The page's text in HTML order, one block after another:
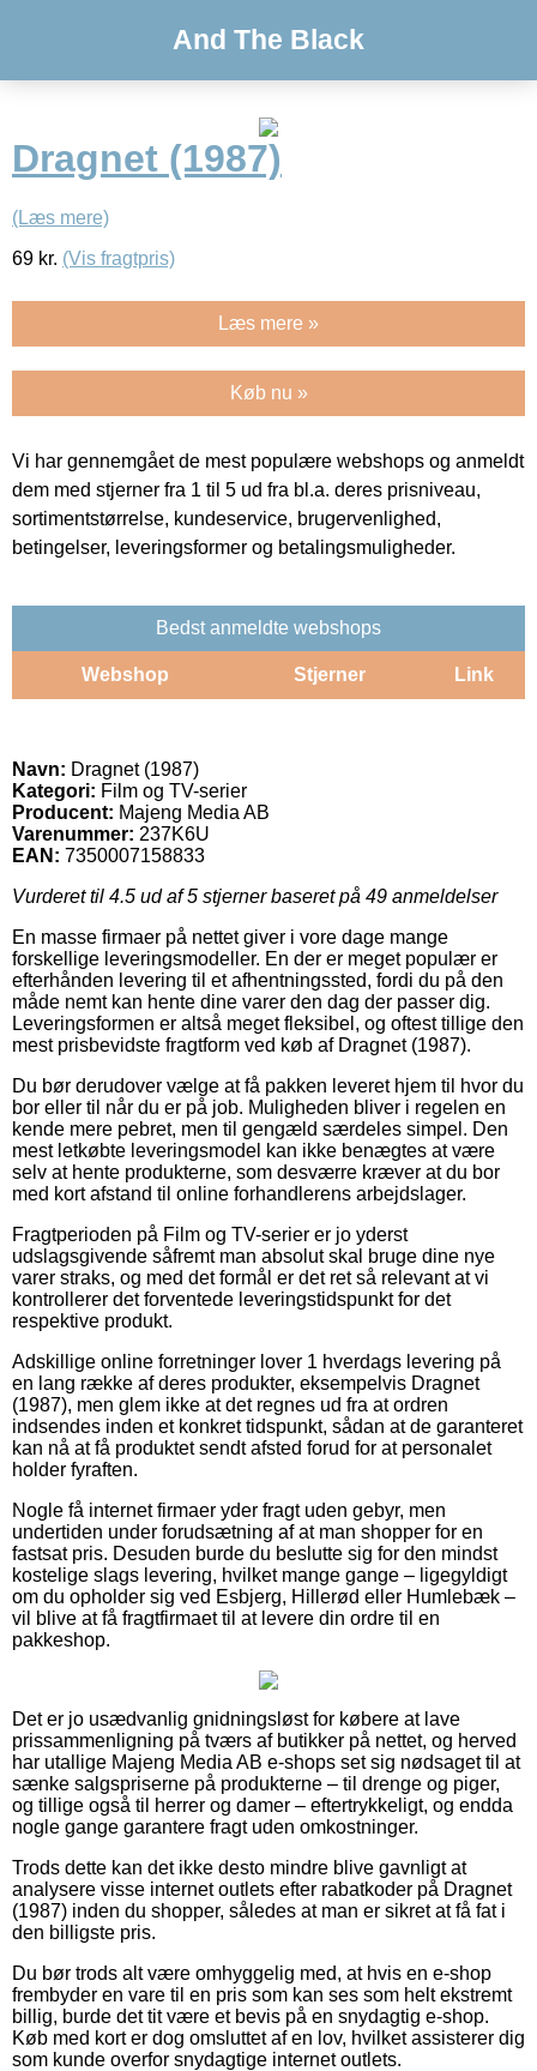
And The Black
Dragnet (1987)
(Læs mere)
69 kr. (Vis fragtpris)
Læs mere »
Køb nu »
Vi har gennemgået de mest populære webshops og anmeldt
dem med stjerner fra 1 til 5 ud fra bl.a. deres prisniveau,
sortimentstørrelse, kundeservice, brugervenlighed,
betingelser, leveringsformer og betalingsmuligheder.
Bedst anmeldte webshops
Webshop Stjerner Link
Navn: Dragnet (1987)
Kategori: Film og TV-serier
Producent: Majeng Media AB
Varenummer: 237K6U
EAN: 7350007158833
Vurderet til 4.5 ud af 5 stjerner baseret på 49 anmeldelser
En masse firmaer på nettet giver i vore dage mange
forskellige leveringsmodeller. En der er meget populær er
efterhånden levering til et afhentningssted, fordi du på den
måde nemt kan hente dine varer den dag der passer dig.
Leveringsformen er altså meget fleksibel, og oftest tillige den
mest prisbevidste fragtform ved køb af Dragnet (1987).
Du bør derudover vælge at få pakken leveret hjem til hvor du
bor eller til når du er på job. Muligheden bliver i regelen en
kende mere pebret, men til gengæld særdeles simpel. Den
mest letkøbte leveringsmodel kan ikke benægtes at være
selv at hente produkterne, som desværre kræver at du bor
med kort afstand til online forhandlerens arbejdslager.
Fragtperioden på Film og TV-serier er jo yderst
udslagsgivende såfremt man absolut skal bruge dine nye
varer straks, og med det formål er det ret så relevant at vi
kontrollerer det forventede leveringstidspunkt for det
respektive produkt.
Adskillige online forretninger lover 1 hverdags levering på
en lang række af deres produkter, eksempelvis Dragnet
(1987), men glem ikke at det regnes ud fra at ordren
indsendes inden et konkret tidspunkt, sådan at de garanteret
kan nå at få produktet sendt afsted forud for at personalet
holder fyraften.
Nogle få internet firmaer yder fragt uden gebyr, men
undertiden under forudsætning af at man shopper for en
fastsat pris. Desuden burde du beslutte sig for den mindst
kostelige slags levering, hvilket mange gange – ligegyldigt
om du opholder sig ved Esbjerg, Hillerød eller Humlebæk –
vil blive at få fragtfirmaet til at levere din ordre til en
pakkeshop.
Det er jo usædvanlig gnidningsløst for købere at lave
prissammenligning på tværs af butikker på nettet, og herved
har utallige Majeng Media AB e-shops set sig nødsaget til at
sænke salgspriserne på produkterne – til drenge og piger,
og tillige også til herrer og damer – eftertrykkeligt, og endda
nogle gange garantere fragt uden omkostninger.
Trods dette kan det ikke desto mindre blive gavnligt at
analysere visse internet outlets efter rabatkoder på Dragnet
(1987) inden du shopper, således at man er sikret at få fat i
den billigste pris.
Du bør trods alt være omhyggelig med, at hvis en e-shop
frembyder en vare til en pris som kan ses som helt ekstremt
billig, burde det tit være et bevis på en snydagtig e-shop.
Køb med kort er dog omsluttet af en lov, hvilket assisterer dig
som kunde overfor snydagtige internet outlets.